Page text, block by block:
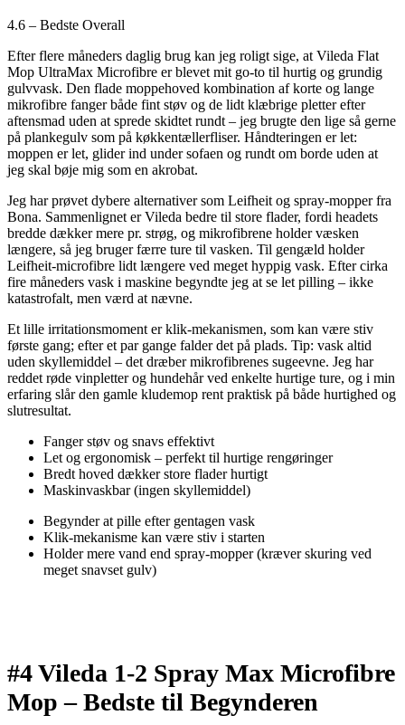
4.6 – Bedste Overall
Efter flere måneders daglig brug kan jeg roligt sige, at Vileda Flat
Mop UltraMax Microfibre er blevet mit go-to til hurtig og grundig
gulvvask. Den flade moppehoved kombination af korte og lange
mikrofibre fanger både fint støv og de lidt klæbrige pletter efter
aftensmad uden at sprede skidtet rundt – jeg brugte den lige så gerne
på plankegulv som på køkkentællerfliser. Håndteringen er let:
moppen er let, glider ind under sofaen og rundt om borde uden at
jeg skal bøje mig som en akrobat.
Jeg har prøvet dybere alternativer som Leifheit og spray-mopper fra
Bona. Sammenlignet er Vileda bedre til store flader, fordi headets
bredde dækker mere pr. strøg, og mikrofibrene holder væsken
længere, så jeg bruger færre ture til vasken. Til gengæld holder
Leifheit-microfibre lidt længere ved meget hyppig vask. Efter cirka
fire måneders vask i maskine begyndte jeg at se let pilling – ikke
katastrofalt, men værd at nævne.
Et lille irritationsmoment er klik-mekanismen, som kan være stiv
første gang; efter et par gange falder det på plads. Tip: vask altid
uden skyllemiddel – det dræber mikrofibrenes sugeevne. Jeg har
reddet røde vinpletter og hundehår ved enkelte hurtige ture, og i min
erfaring slår den gamle kludemop rent praktisk på både hurtighed og
slutresultat.
Fanger støv og snavs effektivt
Let og ergonomisk – perfekt til hurtige rengøringer
Bredt hoved dækker store flader hurtigt
Maskinvaskbar (ingen skyllemiddel)
Begynder at pille efter gentagen vask
Klik-mekanisme kan være stiv i starten
Holder mere vand end spray-mopper (kræver skuring ved
meget snavset gulv)
#4 Vileda 1-2 Spray Max Microfibre
Mop –Bedste til Begynderen